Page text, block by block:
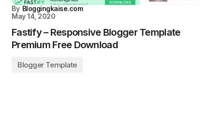
By Bloggingkaise.com
May 14, 2020
Fastify – Responsive Blogger Template
Premium Free Download
Blogger Template